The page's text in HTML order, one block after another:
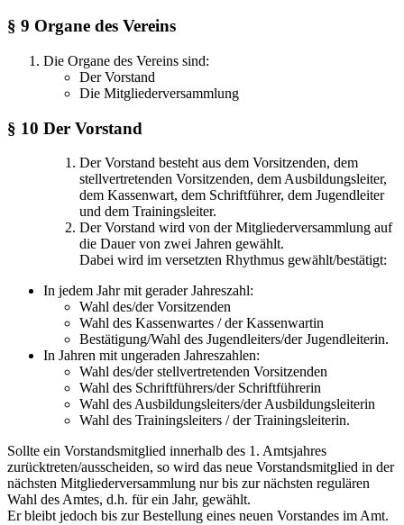
§ 9 Organe des Vereins
Die Organe des Vereins sind:
Der Vorstand
Die Mitgliederversammlung
§ 10 Der Vorstand
Der Vorstand besteht aus dem Vorsitzenden, dem
stellvertretenden Vorsitzenden, dem Ausbildungsleiter,
dem Kassenwart, dem Schriftführer, dem Jugendleiter
und dem Trainingsleiter.
Der Vorstand wird von der Mitgliederversammlung auf
die Dauer von zwei Jahren gewählt.
Dabei wird im versetzten Rhythmus gewählt/bestätigt:
In jedem Jahr mit gerader Jahreszahl:
Wahl des/der Vorsitzenden
Wahl des Kassenwartes / der Kassenwartin
Bestätigung/Wahl des Jugendleiters/der Jugendleiterin.
In Jahren mit ungeraden Jahreszahlen:
Wahl des/der stellvertretenden Vorsitzenden
Wahl des Schriftführers/der Schriftführerin
Wahl des Ausbildungsleiters/der Ausbildungsleiterin
Wahl des Trainingsleiters / der Trainingsleiterin.
Sollte ein Vorstandsmitglied innerhalb des 1. Amtsjahres
zurücktreten/ausscheiden, so wird das neue Vorstandsmitglied in der
nächsten Mitgliederversammlung nur bis zur nächsten regulären
Wahl des Amtes, d.h. für ein Jahr, gewählt.
Er bleibt jedoch bis zur Bestellung eines neuen Vorstandes im Amt.